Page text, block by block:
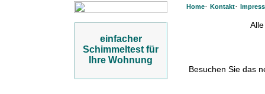
einfacher
Schimmeltest für
Ihre Wohnung
Home· Kontakt·
Besuchen Sie das